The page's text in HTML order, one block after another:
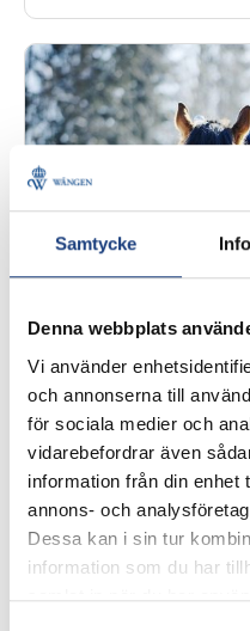
Samtycke
Denna webbplats
Vi använder
och annonserna till
för sociala medier och
vidarebefordrar även
information från din enhet
annons- och
Dessa kan i sin tur
information som du har
samlat in när du har
19 oktober 2020
Blidbo